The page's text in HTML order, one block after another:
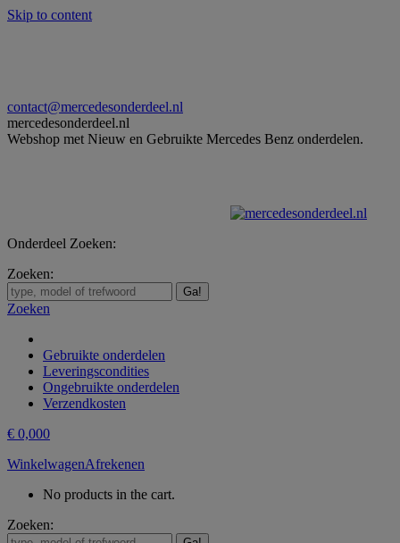
Skip to content
contact@mercedesonderdeel.nl
mercedesonderdeel.nl
Webshop met Nieuw en Gebruikte Mercedes Benz onderdelen.
Onderdeel Zoeken:
Zoeken:
Zoeken
Gebruikte onderdelen
Leveringscondities
Ongebruikte onderdelen
Verzendkosten
€ 0,000
WinkelwagenAfrekenen
No products in the cart.
Zoeken: